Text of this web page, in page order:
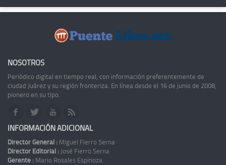
NOSOTROS
Periódico digital en tiempo real, con información preferentemente de
ciudad Juárez y su región fronteriza. En línea desde el 16 de junio de 2008,
pionero en su tipo.
INFORMACIÓN ADICIONAL
Director General : Miguel Fierro Serna
Director Editorial : José Fierro Serna
Gerente : Mario Rosales Espinoza